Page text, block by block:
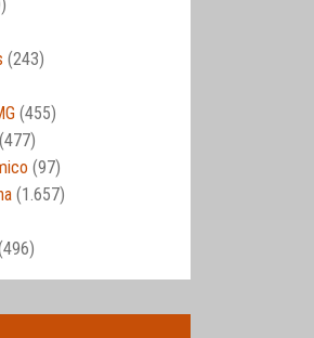
(243)
(455)
(477)
(97)
(1.657)